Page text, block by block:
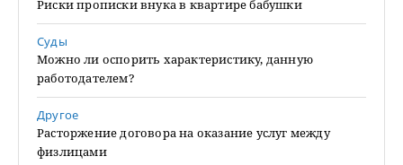
Риски прописки внука в квартире бабушки
Суды
Можно ли оспорить характеристику, данную
работодателем?
Другое
Расторжение договора на оказание услуг между
физлицами